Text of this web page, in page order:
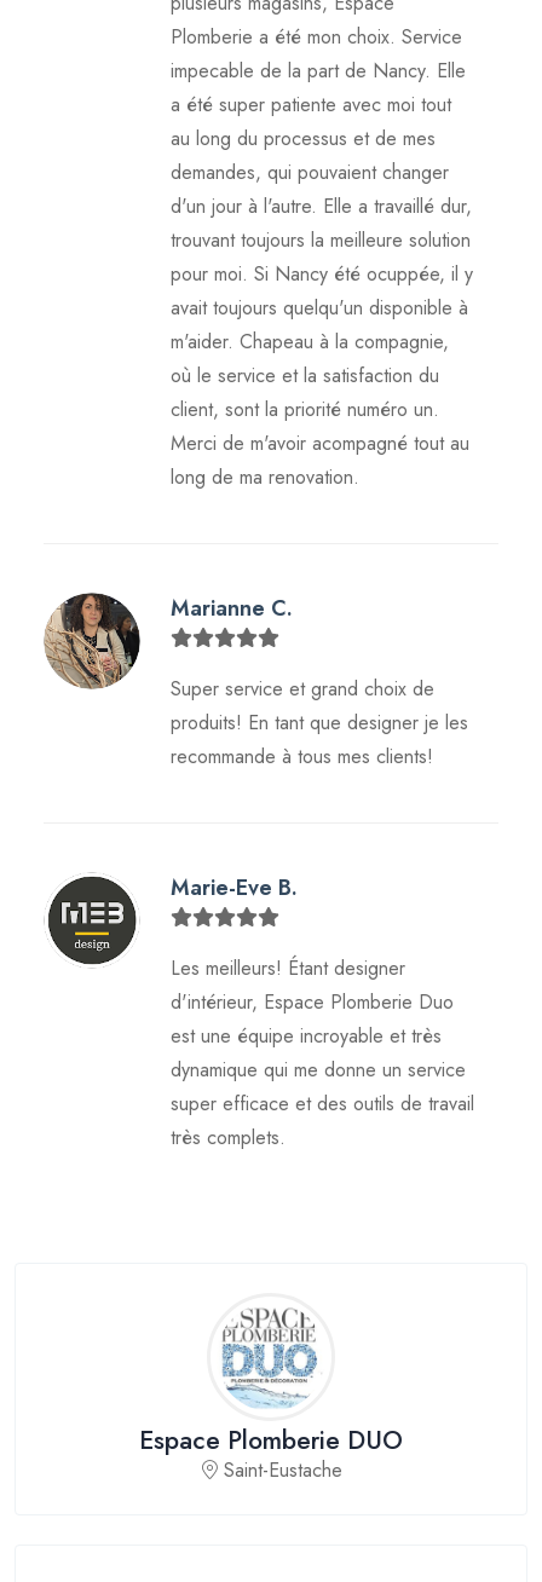
Plomberie a été mon choix. Service
impecable de la part de Nancy. Elle
a été super patiente avec moi tout
au long du processus et de mes
demandes, qui pouvaient changer
d'un jour à l'autre. Elle a travaillé dur,
trouvant toujours la meilleure solution
pour moi. Si Nancy été ocuppée, il y
avait toujours quelqu'un disponible à
m'aider. Chapeau à la compagnie,
où le service et la satisfaction du
client, sont la priorité numéro un.
Merci de m'avoir acompagné tout au
long de ma renovation.
Marianne C.
Super service et grand choix de
produits! En tant que designer je les
recommande à tous mes clients!
Marie-Eve B.
Les meilleurs! Étant designer
d'intérieur, Espace Plomberie Duo
est une équipe incroyable et très
dynamique qui me donne un service
super efficace et des outils de travail
très complets.
Espace Plomberie DUO
Saint-Eustache